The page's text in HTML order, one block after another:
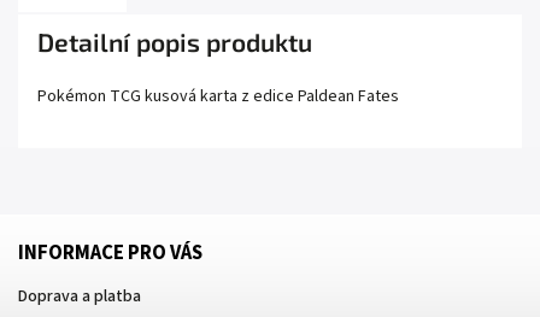
Detailní popis produktu
Pokémon TCG kusová karta z edice Paldean Fates
INFORMACE PRO VÁS
Doprava a platba